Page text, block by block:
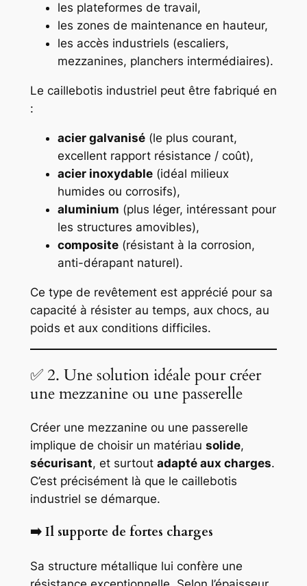
les plateformes de travail,
les zones de maintenance en hauteur,
les accès industriels (escaliers,
mezzanines, planchers intermédiaires).
Le caillebotis industriel peut être fabriqué en
:
acier galvanisé(le plus courant,
excellent rapport résistance / coût),
acier inoxydable(idéal milieux
humides ou corrosifs),
aluminium (plus léger, intéressant pour
les structures amovibles),
composite(résistant à la corrosion,
anti-dérapant naturel).
Ce type de revêtement est apprécié pour sa
capacité à résister au temps, aux chocs, au
poids et aux conditions difficiles.
✅ 2. Une solution idéale pour créer
une mezzanine ou une passerelle
Créer une mezzanine ou une passerelle
implique de choisir un matériau solide,
sécurisant, et surtout adapté aux charges.
C’est précisément là que le caillebotis
industriel se démarque.
➡️ Il supporte de fortes charges
Sa structure métallique lui confère une